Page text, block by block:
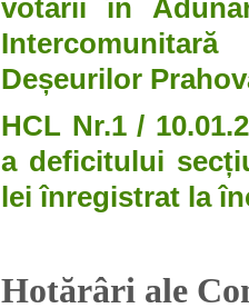
votării în
Deșeurilor
HCL Nr.1 /
a deficitului
lei înregistrat la
Hotărâri ale